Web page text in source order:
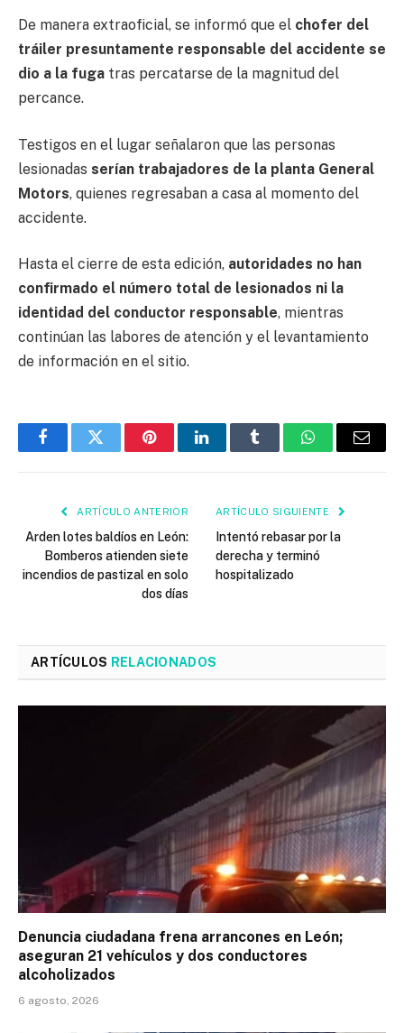
De manera extraoficial, se informó que el chofer del
tráiler presuntamente responsable del accidente se
dio a la fuga tras percatarse de la magnitud del
percance.
Testigos en el lugar señalaron que las personas
lesionadas serían trabajadores de la planta General
Motors, quienes regresaban a casa al momento del
accidente.
Hasta el cierre de esta edición, autoridades no han
confirmado el número total de lesionados ni la
identidad del conductor responsable, mientras
continúan las labores de atención y el levantamiento
de información en el sitio.
FacebookTwitter PinterestLinkedInTumblr WhatsAppEmail
ARTÍCULO ANTERIOR
Arden lotes baldíos en León:
Bomberos atienden siete
incendios de pastizal en solo
dos días
ARTÍCULO SIGUIENTE
Intentó rebasar por la
derecha y terminó
hospitalizado
ARTÍCULOS RELACIONADOS
Denuncia ciudadana frena arrancones en León;
aseguran 21 vehículos y dos conductores
alcoholizados
6 agosto, 2026